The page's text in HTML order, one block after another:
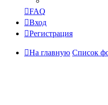
FAQ
Вход
Регистрация
На главную Список